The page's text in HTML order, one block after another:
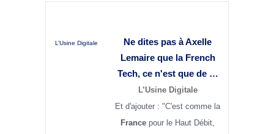
L’Usine Digitale
Ne dites pas à Axelle
Lemaire que la French
Tech, ce n'est que de …
L’Usine Digitale
Et d'ajouter : "C'est comme la
France pour le Haut Débit,